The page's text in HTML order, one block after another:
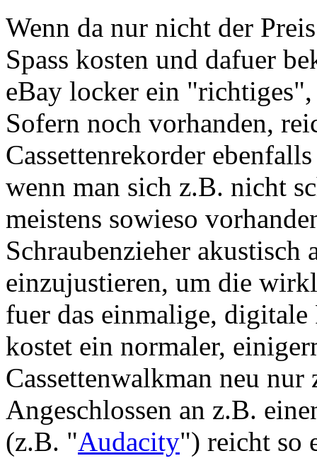
Wenn da nur nicht der
Spass kosten und dafuer
eBay locker ein "richtiges",
Sofern noch vorhanden,
Cassettenrekorder
wenn man sich z.B. nicht
meistens sowieso
Schraubenzieher akustisch
einzujustieren, um die
fuer das einmalige, digitale
kostet ein normaler,
Cassettenwalkman neu
Angeschlossen an z.B.
(z.B. "Audacity") reicht so